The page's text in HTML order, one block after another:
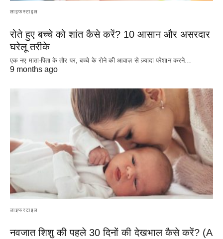
लाइफस्टाइल
रोते हुए बच्चे को शांत कैसे करें? 10 आसान और असरदार
घरेलू तरीके
एक नए माता-पिता के तौर पर, बच्चे के रोने की आवाज़ से ज़्यादा परेशान करने…
9 months ago
लाइफस्टाइल
नवजात शिशु की पहले 30 दिनों की देखभाल कैसे करें? (A